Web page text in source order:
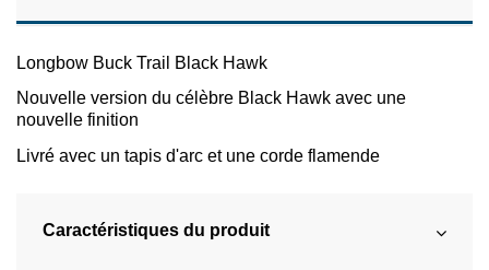
Longbow Buck Trail Black Hawk
Nouvelle version du célèbre Black Hawk avec une
nouvelle finition
Livré avec un tapis d'arc et une corde flamende
Caractéristiques du produit